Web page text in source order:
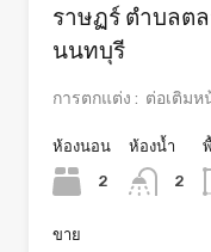
ราษฏร์ ตำบลต
นนทบุรี
การตกแต่ง : ต่อเติมห
ห้องนอน
2
ห้องน้ำ
2
ขาย